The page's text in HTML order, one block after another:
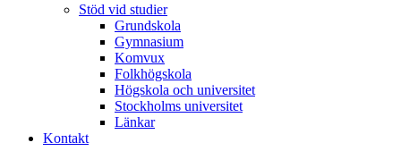
Stöd vid studier
Grundskola
Gymnasium
Komvux
Folkhögskola
Högskola och universitet
Stockholms universitet
Länkar
Kontakt